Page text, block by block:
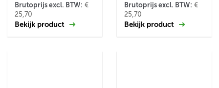
Brutoprijs excl. BTW: €
25,70
Bekijk product
Brutoprijs excl. BTW: €
25,70
Bekijk product